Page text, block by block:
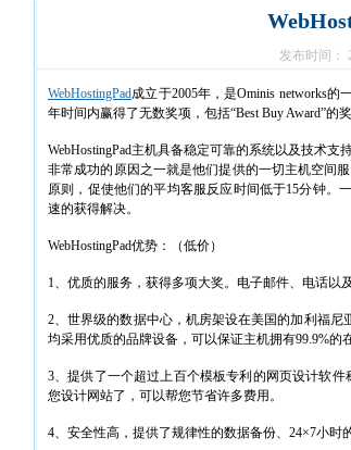
发布时间：
WebHostingPad成立于2005年，是Ominis networks
年时间内赢得了无数奖项，包括“Best Buy Award”的
WebHostingPad主机具备稳定可靠的系统以及技术支
非常成功的原因之一就是他们提供的一切主机空间
原则，促使他们的平均客服反应时间低于15分钟。
速的获得解决。
WebHostingPad优势：（低价）
1、优质的服务，获得多项大奖。电子邮件、电话以
2、世界级的数据中心，机房架设在美国的加利福
均采用优质的品牌设备，可以保证主机拥有99.9%的
3、提供了一个超过上百个模板专利的网页设计软
您设计网站了，可以帮您节省许多费用。
4、安全性高，提供了规律性的数据备份、24×7小时